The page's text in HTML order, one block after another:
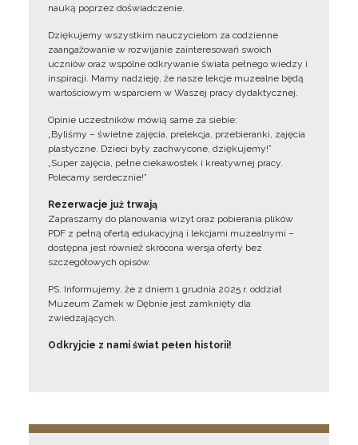
nauką poprzez doświadczenie.
Dziękujemy wszystkim nauczycielom za codzienne
zaangażowanie w rozwijanie zainteresowań swoich
uczniów oraz wspólne odkrywanie świata pełnego wiedzy i
inspiracji. Mamy nadzieję, że nasze lekcje muzealne będą
wartościowym wsparciem w Waszej pracy dydaktycznej.
Opinie uczestników mówią same za siebie:
„Byliśmy – świetne zajęcia, prelekcja, przebieranki, zajęcia
plastyczne. Dzieci były zachwycone, dziękujemy!”
„Super zajęcia, pełne ciekawostek i kreatywnej pracy.
Polecamy serdecznie!”
Rezerwacje już trwają
Zapraszamy do planowania wizyt oraz pobierania plików
PDF z pełną ofertą edukacyjną i lekcjami muzealnymi –
dostępna jest również skrócona wersja oferty bez
szczegółowych opisów.
PS. Informujemy, że z dniem 1 grudnia 2025 r. oddział
Muzeum Zamek w Dębnie jest zamknięty dla
zwiedzających.
Odkryjcie z nami świat pełen historii!